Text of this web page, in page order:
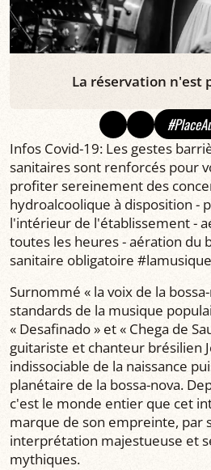
La réservation n'est
Infos Covid-19: Les gestes
sanitaires sont renforcés pour
profiter sereinement des
hydroalcoolique à disposition -
l'intérieur de l'établissement -
toutes les heures - aération du
sanitaire obligatoire
Surnommé « la voix de la
standards de la musique
« Desafinado » et « Chega de
guitariste et chanteur brésilien
indissociable de la naissance
planétaire de la bossa-nova.
c'est le monde entier que cet
marque de son empreinte, par
interprétation majestueuse et
mythiques.